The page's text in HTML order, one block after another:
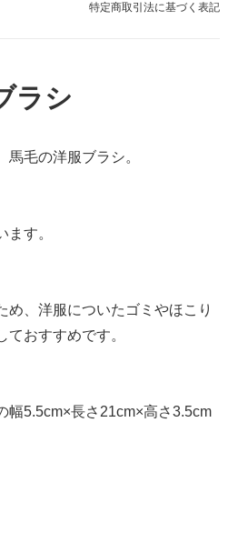
特定商取引法に基づく表記
ラシ
毛の洋服ブラシ。
す。
め、洋服についたゴミやほこり
ておすすめです。
幅5.5cm×長さ21cm×高さ3.5cm